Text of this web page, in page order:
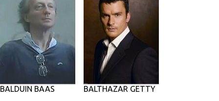
BALDUIN BAAS BALTHAZAR GETTY